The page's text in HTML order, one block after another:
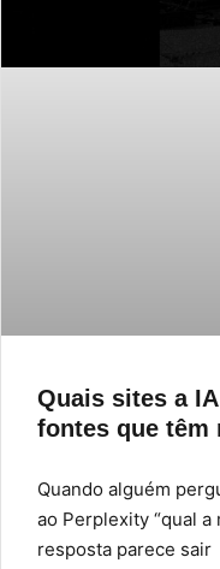
Quais sites a
fontes que têm
Quando alguém
ao Perplexity “qual a
resposta parece sair